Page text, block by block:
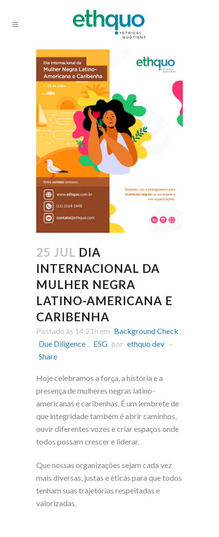
25 JUL DIA
INTERNACIONAL DA
MULHER NEGRA
LATINO-AMERICANA E
CARIBENHA
Postado às 14:21h em Background Check ,
Due Diligence , ESG por ethquo dev
Share
Hoje celebramos a força, a história e a
presença de mulheres negras latino-
americanas e caribenhas. É um lembrete de
que integridade também é abrir caminhos,
ouvir diferentes vozes e criar espaços onde
todos possam crescer e liderar.
Que nossas organizações sejam cada vez
mais diversas, justas e éticas para que todos
tenham suas trajetórias respeitadas e
valorizadas.